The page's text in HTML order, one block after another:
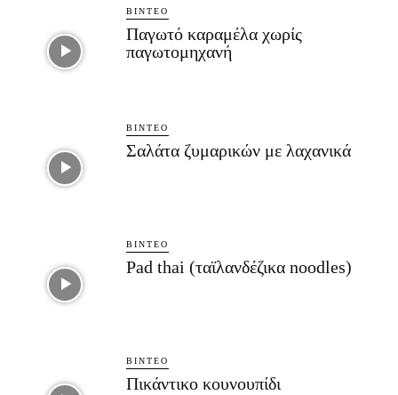
ΒΊΝΤΕΟ
Παγωτό καραμέλα χωρίς
παγωτομηχανή
ΒΊΝΤΕΟ
Σαλάτα ζυμαρικών με λαχανικά
ΒΊΝΤΕΟ
Pad thai (ταϊλανδέζικα noodles)
ΒΊΝΤΕΟ
Πικάντικο κουνουπίδι